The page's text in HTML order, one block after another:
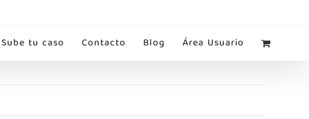
Sube tu caso Contacto Blog Área Usuario